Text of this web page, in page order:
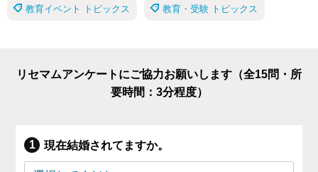
教育イベント トピックス 教育・受験 トピックス
リセマムアンケートにご協力お願いします（全15問・所
要時間：3分程度）
現在結婚されてますか。